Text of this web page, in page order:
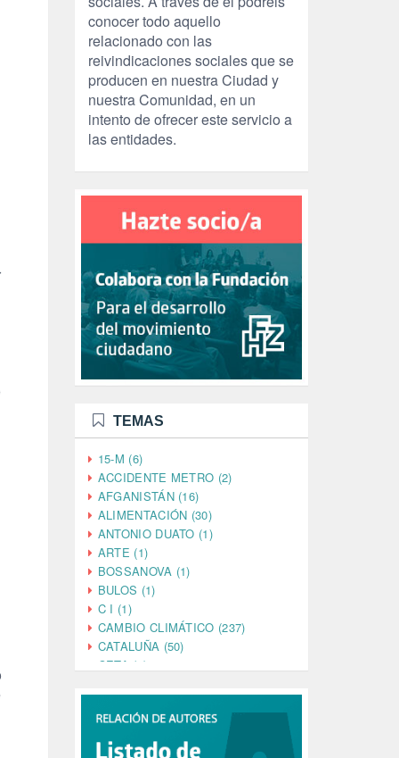
conocer todo aquello
relacionado con las
reivindicaciones sociales que se
producen en nuestra Ciudad y
nuestra Comunidad, en un
intento de ofrecer este servicio a
las entidades.
TEMAS
15-M (6)
ACCIDENTE METRO (2)
AFGANISTÁN (16)
ALIMENTACIÓN (30)
ANTONIO DUATO (1)
ARTE (1)
BOSSANOVA (1)
BULOS (1)
C I (1)
CAMBIO CLIMÁTICO (237)
CATALUÑA (50)
CETA (2)
CINE (35)
CIUDADANÍA (633)